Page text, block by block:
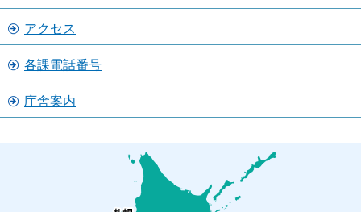
アクセス
各課電話番号
庁舎案内